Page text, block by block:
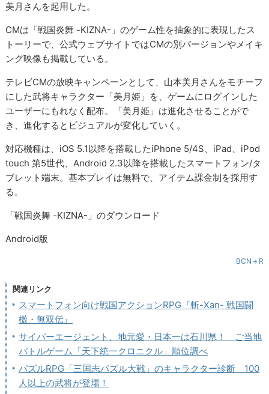
美月さんを起用した。
CMは「戦国炎舞 -KIZNA-」のゲーム性を抽象的に表現したス
トーリーで、公式ウェブサイトではCMの別バージョンやメイキ
ング映像も掲載している。
テレビCMの放映キャンペーンとして、山本美月さんをモチーフ
にした武将キャラクター「美月姫」を、ゲームにログインした
ユーザーにもれなく配布。「美月姫」は進化させることがで
き、進化するとビジュアルが変化していく。
対応機種は、iOS 5.1以降を搭載したiPhone 5/4S、iPad、iPod
touch 第5世代、Android 2.3以降を搭載したスマートフォン/タ
ブレット端末。基本プレイは無料で、アイテム課金制を採用す
る。
「戦国炎舞 -KIZNA-」のダウンロード
Android版
BCN＋R
関連リンク
スマートフォン向け戦国アクションRPG『斬-Xan- 戦国闘
檄・無双伝』
サイバーエージェント、地元愛・日本一は石川県！ ご当地
バトルゲーム「天下統一クロニクル」順位調べ
パズルRPG「三国志パズル大戦」のキャラクター診断 100
人以上の武将が登場！